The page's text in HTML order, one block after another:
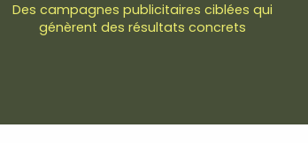
Des campagnes publicitaires ciblées qui
génèrent des résultats concrets